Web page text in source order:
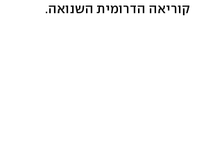
קוריאה הדרומית השנואה.